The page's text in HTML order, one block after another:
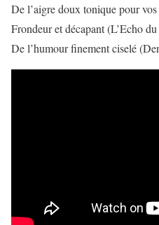
De l’aigre doux tonique pour
Frondeur et décapant (L’Echo
De l’humour finement ciselé